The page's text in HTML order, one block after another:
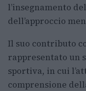
l’insegnamento
dell’approccio
Il suo contributo
rappresentato un
sportiva, in cui
comprensione